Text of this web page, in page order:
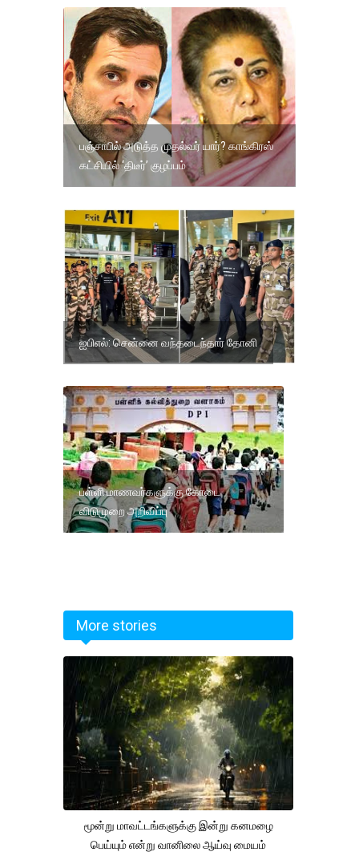
பஞ்சாபில் அடுத்த முதல்வர் யார்? காங்கிரஸ்
கட்சியில் ‘திடீர்’ குழப்பம்
ஐபிஎல்: சென்னை வந்தடைந்தார் தோனி
பள்ளி மாணவர்களுக்கு கோடை
விடுமுறை அறிவிப்பு
More stories
மூன்று மாவட்டங்களுக்கு இன்று கனமழை
பெய்யும் என்று வானிலை ஆய்வு மையம்